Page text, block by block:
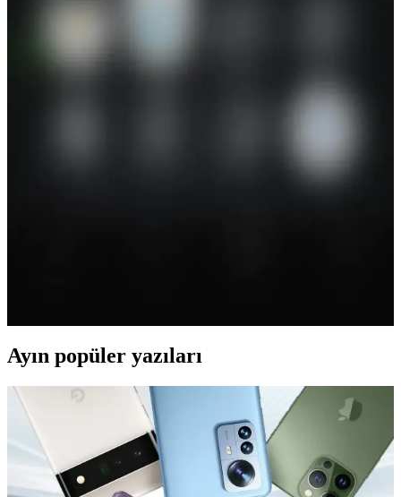
sunuyor ancak renk sıcaklığı ve kurulumda bazı kısıtlamalar
iOS 26.5 Beta 1 Güncellemesi: Haritalarda
Reklamlar, RCS Şifreleme ve Üçüncü Taraf
uca şifreleme ve üçüncü taraf giyilebilir cihaz desteği gibi
yeniliklerle kullanıcı deneyimini ve güvenliği etkiliyor.
Ayın popüler yazıları